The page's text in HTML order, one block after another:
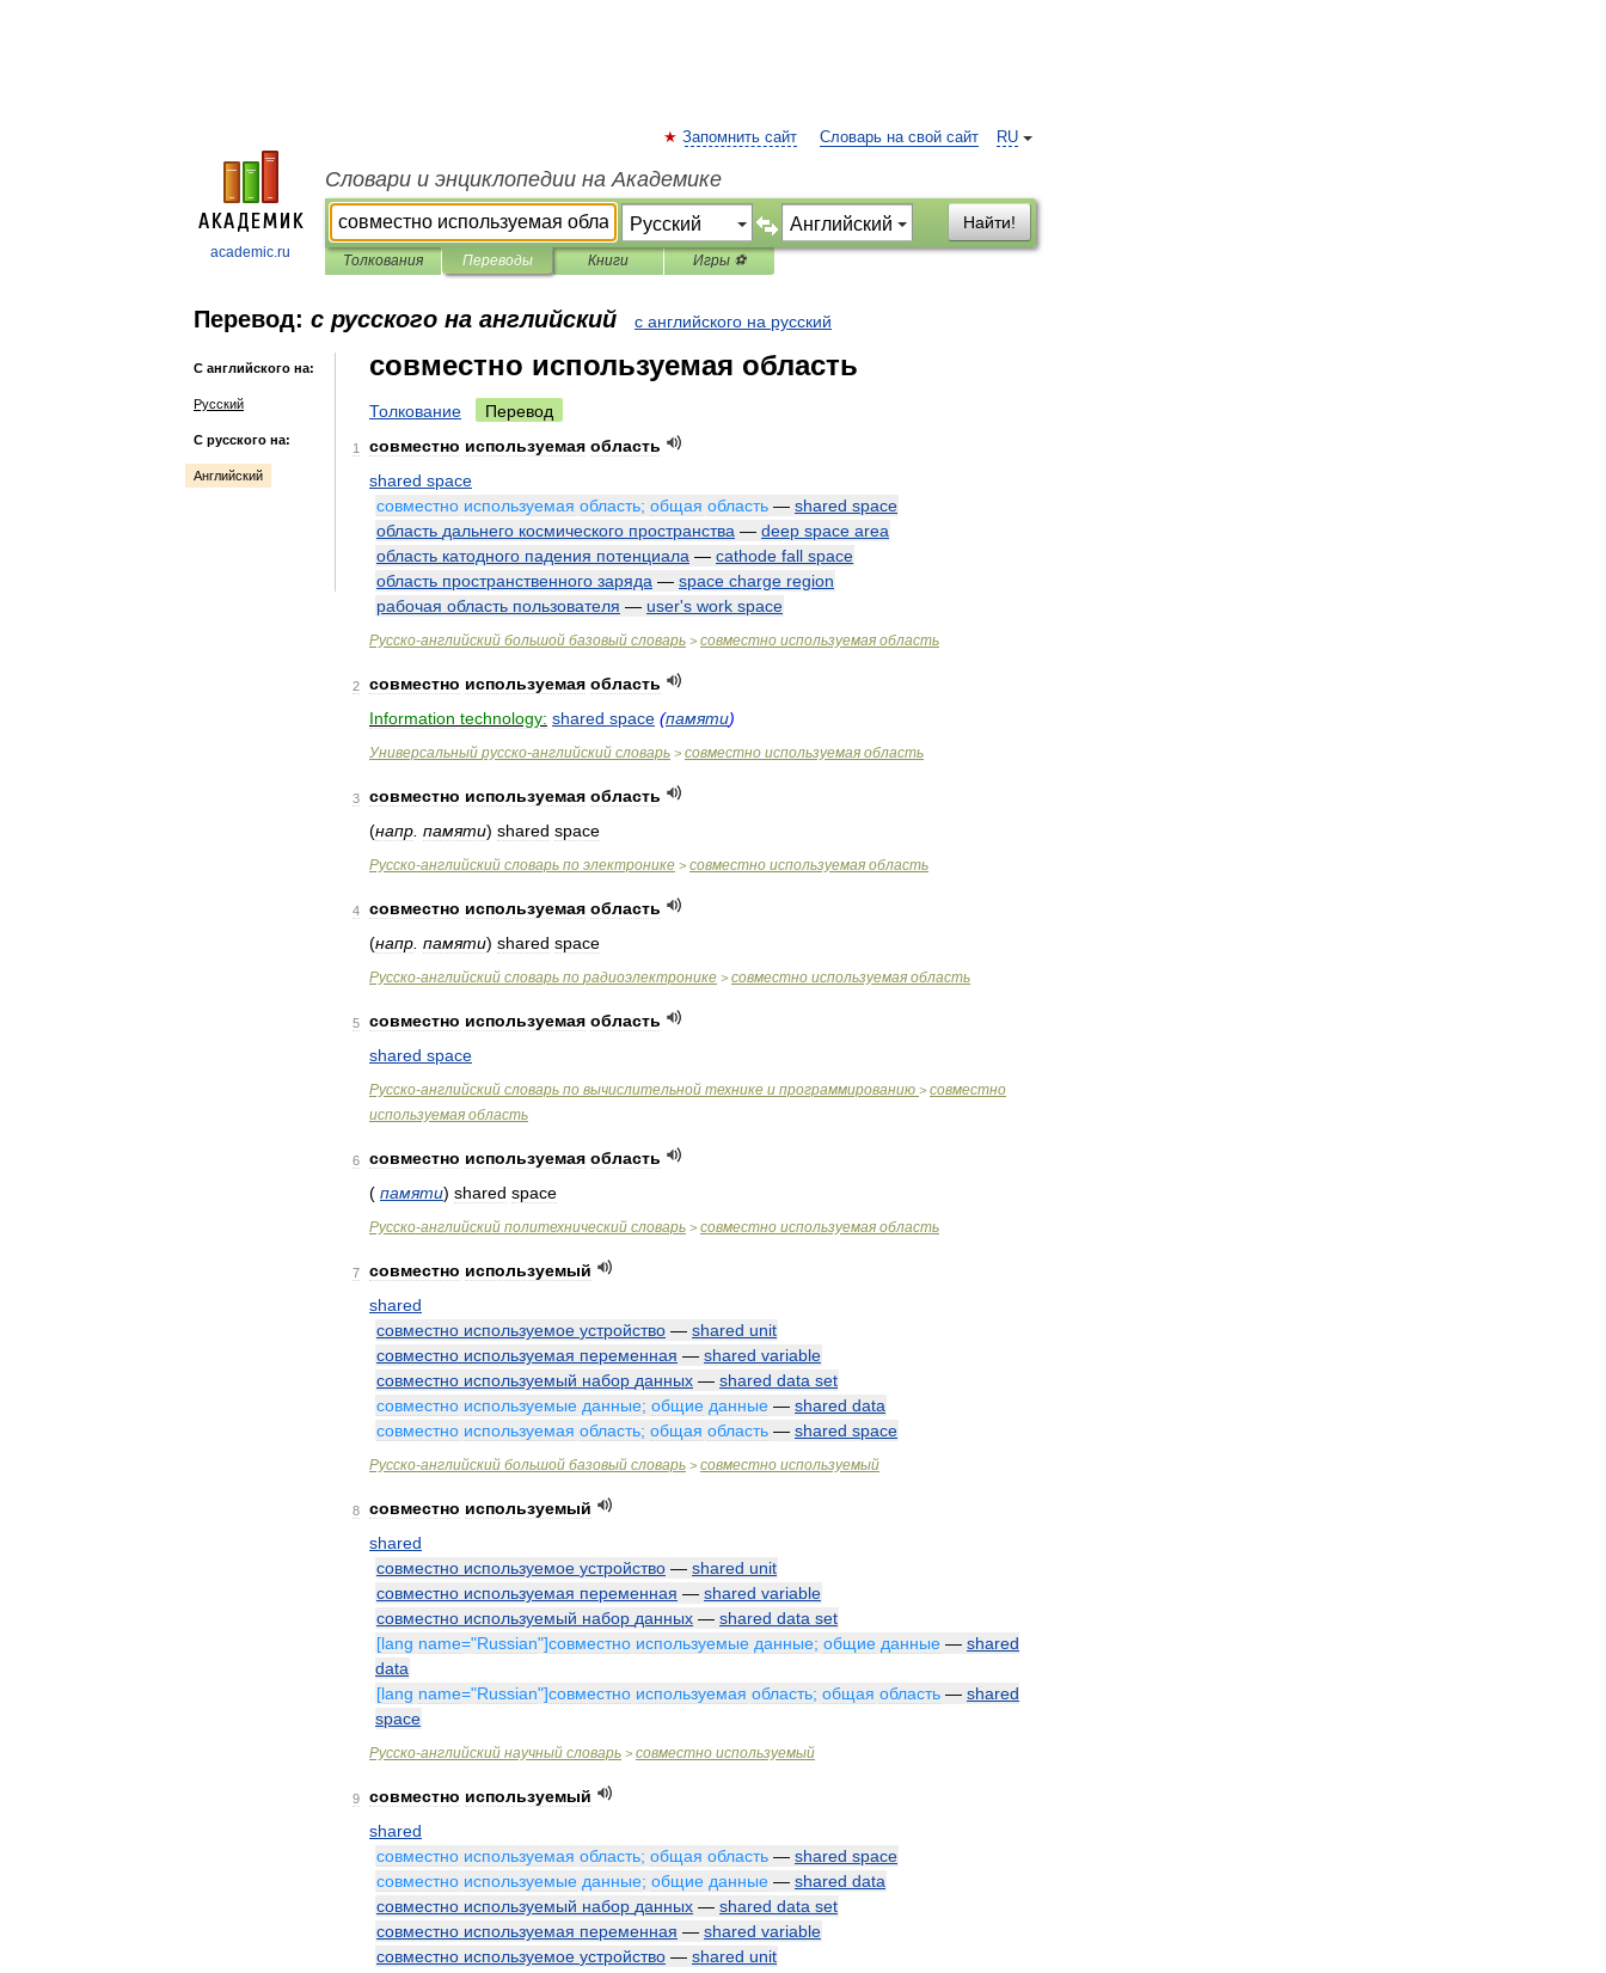
academic.ru
RU
Запомнить сайт Словарь на свой сайт
Словари и энциклопедии на Академике
Найти!
Толкования Переводы Книги Игры ⚽
Перевод: с русского на английский с английского на русский
С английского на:
Русский
С русского на:
Английский
совместно используемая область
Толкование Перевод
1 совместно используемая область
shared space
совместно используемая область; общая область — shared space
область дальнего космического пространства — deep space area
область катодного падения потенциала — cathode fall space
область пространственного заряда — space charge region
рабочая область пользователя — user's work space
Русско-английский большой базовый словарь > совместно используемая область
2 совместно используемая область
Information technology: shared space (памяти)
Универсальный русско-английский словарь > совместно используемая область
3 совместно используемая область
(напр памяти) shared space
Русско-английский словарь по электронике > совместно используемая область
4 совместно используемая область
(напр памяти) shared space
Русско-английский словарь по радиоэлектронике > совместно используемая область
5 совместно используемая область
shared space
Русско-английский словарь по вычислительной технике и программированию > совместно
используемая область
6 совместно используемая область
( памяти) shared space
Русско-английский политехнический словарь > совместно используемая область
7 совместно используемый
shared
совместно используемое устройство — shared unit
совместно используемая переменная — shared variable
совместно используемый набор данных — shared data set
совместно используемые данные; общие данные — shared data
совместно используемая область; общая область — shared space
Русско-английский большой базовый словарь > совместно используемый
8 совместно используемый
shared
совместно используемое устройство — shared unit
совместно используемая переменная — shared variable
совместно используемый набор данных — shared data set
[lang name="Russian"]совместно используемые данные; общие данные — shared
data
[lang name="Russian"]совместно используемая область; общая область — shared
space
Русско-английский научный словарь > совместно используемый
9 совместно используемый
shared
совместно используемая область; общая область — shared space
совместно используемые данные; общие данные — shared data
совместно используемый набор данных — shared data set
совместно используемая переменная — shared variable
совместно используемое устройство — shared unit